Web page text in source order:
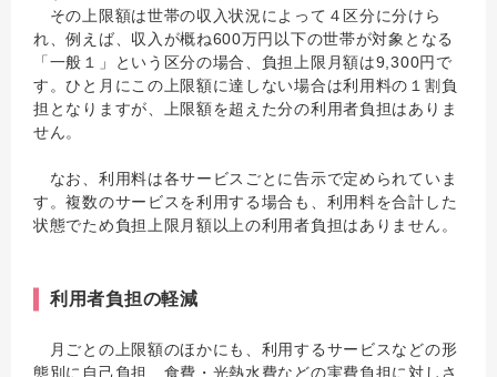
その上限額は世帯の収入状況によって４区分に分けら
れ、例えば、収入が概ね600万円以下の世帯が対象となる
「一般１」という区分の場合、負担上限月額は9,300円で
す。ひと月にこの上限額に達しない場合は利用料の１割負
担となりますが、上限額を超えた分の利用者負担はありま
せん。
なお、利用料は各サービスごとに告示で定められていま
す。複数のサービスを利用する場合も、利用料を合計した
状態でため負担上限月額以上の利用者負担はありません。
利用者負担の軽減
月ごとの上限額のほかにも、利用するサービスなどの形
態別に自己負担、食費・光熱水費などの実費負担に対しさ